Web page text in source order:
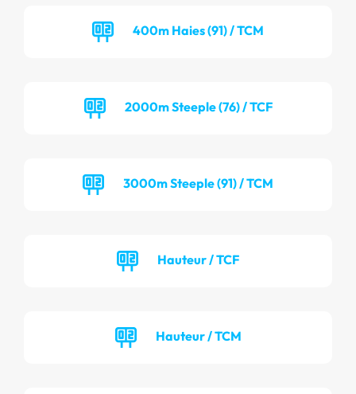
400m Haies (91) / TCM
2000m Steeple (76) / TCF
3000m Steeple (91) / TCM
Hauteur / TCF
Hauteur / TCM